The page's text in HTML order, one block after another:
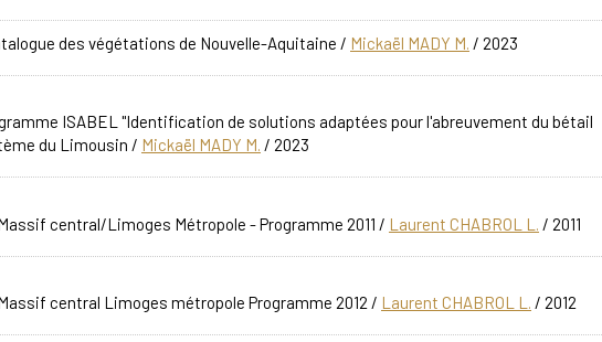
des végétations de Nouvelle-Aquitaine / Mickaël MADY M. / 2023
ISABEL "Identification de solutions adaptées pour l'abreuvement du bétail
du Limousin / Mickaël MADY M. / 2023
central/Limoges Métropole - Programme 2011 / Laurent CHABROL L. / 2011
central Limoges métropole Programme 2012 / Laurent CHABROL L. / 2012